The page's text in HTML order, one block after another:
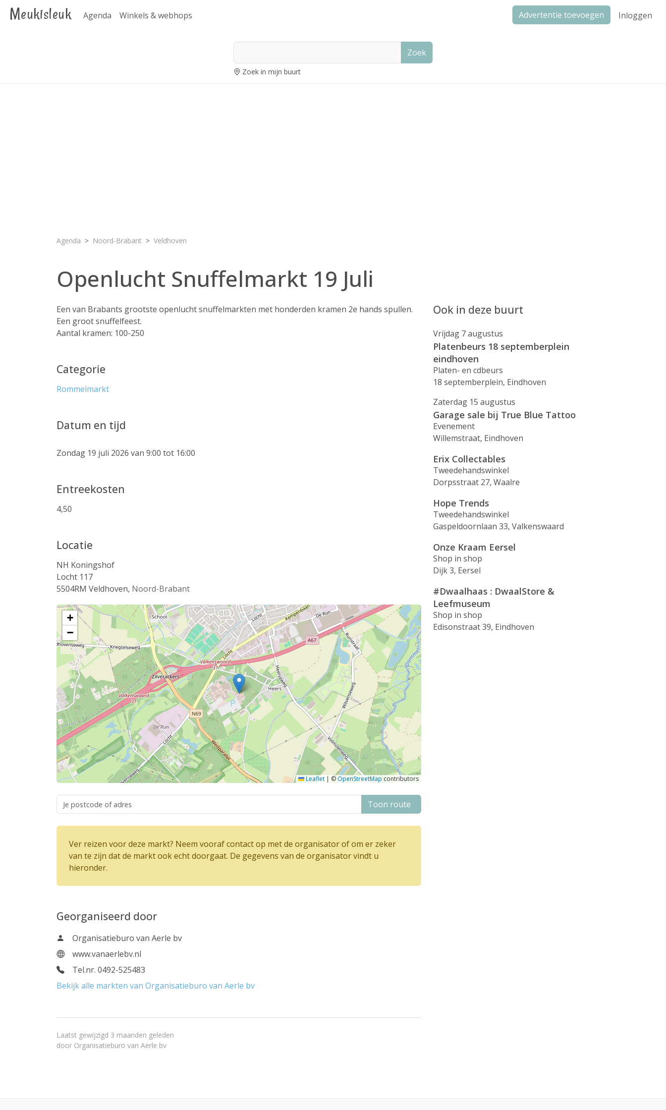
Meukisleuk Agenda Winkels & webhops Advertentie toevoegen Inloggen
Zoek
Zoek in mijn buurt
Agenda Noord-Brabant Veldhoven
Openlucht Snuffelmarkt 19 Juli
Een van Brabants grootste openlucht snuffelmarkten met honderden kramen 2e hands spullen.
Een groot snuffelfeest.
Aantal kramen: 100-250
Categorie
Rommelmarkt
Datum en tijd
Zondag 19 juli 2026 van 9:00 tot 16:00
Entreekosten
4,50
Locatie
NH Koningshof
Locht 117
5504RM Veldhoven, Noord-Brabant
+
−
Leaflet | © OpenStreetMap contributors
Toon route
Ver reizen voor deze markt? Neem vooraf contact op met de organisator of om er zeker
van te zijn dat de markt ook echt doorgaat. De gegevens van de organisator vindt u
hieronder.
Georganiseerd door
Organisatieburo van Aerle bv
www.vanaerlebv.nl
Tel.nr. 0492-525483
Bekijk alle markten van Organisatieburo van Aerle bv
Laatst gewijzigd 3 maanden geleden
door Organisatieburo van Aerle bv
Ook in deze buurt
Vrijdag 7 augustus
Platenbeurs 18 septemberplein
eindhoven
Platen- en cdbeurs
18 septemberplein, Eindhoven
Zaterdag 15 augustus
Garage sale bij True Blue Tattoo
Evenement
Willemstraat, Eindhoven
Erix Collectables
Tweedehandswinkel
Dorpsstraat 27, Waalre
Hope Trends
Tweedehandswinkel
Gaspeldoornlaan 33, Valkenswaard
Onze Kraam Eersel
Shop in shop
Dijk 3, Eersel
#Dwaalhaas : DwaalStore &
Leefmuseum
Shop in shop
Edisonstraat 39, Eindhoven